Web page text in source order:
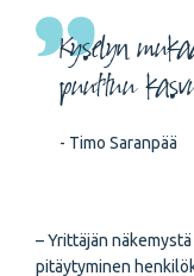
Kyselyn
puuttuu
- Timo Saranpää
– Yrittäjän
pitäytyminen